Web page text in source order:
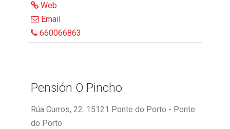
Web
Email
660066863
Pensión O Pincho
Rúa Curros, 22. 15121 Ponte do Porto - Ponte
do Porto